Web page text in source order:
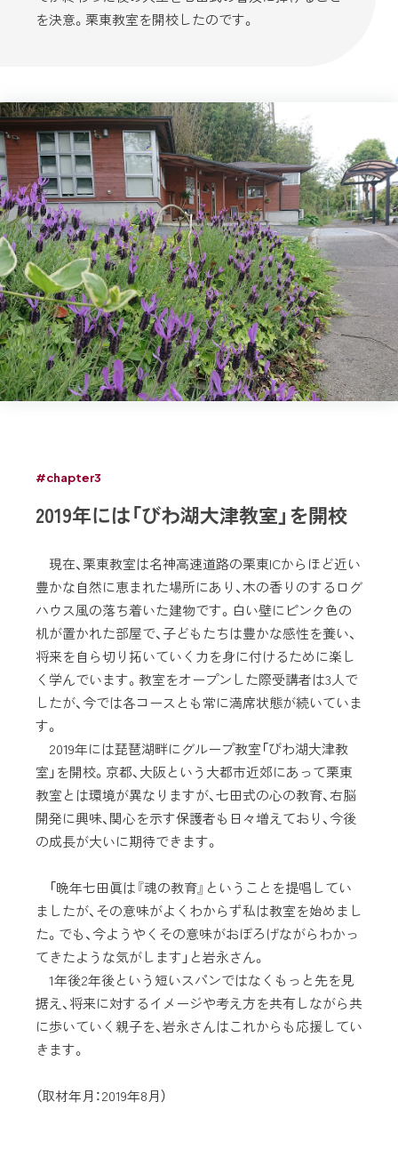
を決意。栗東教室を開校したのです。
#chapter3
2019年には「びわ湖大津教室」を開校
現在、栗東教室は名神高速道路の栗東ICからほど近い
豊かな自然に恵まれた場所にあり、木の香りのするログ
ハウス風の落ち着いた建物です。白い壁にピンク色の
机が置かれた部屋で、子どもたちは豊かな感性を養い、
将来を自ら切り拓いていく力を身に付けるために楽し
く学んでいます。教室をオープンした際受講者は3人で
したが、今では各コースとも常に満席状態が続いていま
す。
2019年には琵琶湖畔にグループ教室「びわ湖大津教
室」を開校。京都、大阪という大都市近郊にあって栗東
教室とは環境が異なりますが、七田式の心の教育、右脳
開発に興味、関心を示す保護者も日々増えており、今後
の成長が大いに期待できます。
「晩年七田眞は『魂の教育』ということを提唱してい
ましたが、その意味がよくわからず私は教室を始めまし
た。でも、今ようやくその意味がおぼろげながらわかっ
てきたような気がします」と岩永さん。
1年後2年後という短いスパンではなくもっと先を見
据え、将来に対するイメージや考え方を共有しながら共
に歩いていく親子を、岩永さんはこれからも応援してい
きます。
（取材年月：2019年8月）